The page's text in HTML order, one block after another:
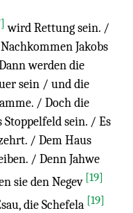
wird Rettung sein. /
Jakobs
werden die
sein / und die
/ Doch die
Stoppelfeld sein. / Es
/ Dem Haus
/ Denn Jahwe
sie den Negev [19]
die Schefela [19]